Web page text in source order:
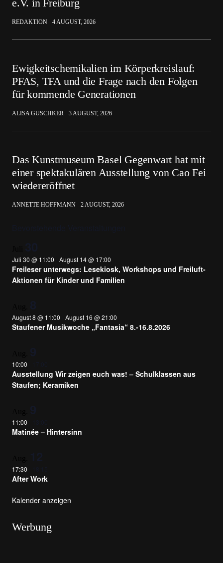
e.V. in Freiburg
REDAKTION 4 AUGUST, 2026
Ewigkeitschemikalien im Körperkreislauf:
PFAS, TFA und die Frage nach den Folgen
für kommende Generationen
ALISA GUSCHKER 3 AUGUST, 2026
Das Kunstmuseum Basel Gegenwart hat mit
einer spektakulären Ausstellung von Cao Fei
wiedereröffnet
ANNETTE HOFFMANN 2 AUGUST, 2026
Juli 30 @ 11:00 August 14 @ 17:00
Freileser unterwegs: Lesekiosk, Workshops und Freiluft-
Aktionen für Kinder und Familien
August 8 @ 11:00 August 16 @ 21:00
Staufener Musikwoche „Fantasia“ 8.-16.8.2026
10:00
Ausstellung Wir zeigen euch was! – Schulklassen aus
Staufen; Keramiken
11:00
Matinée – Hintersinn
17:30
After Work
Kalender anzeigen
Werbung